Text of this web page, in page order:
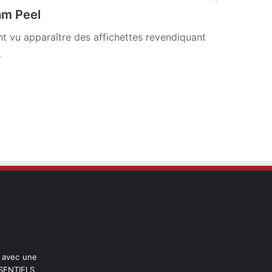
Peel
vu apparaître des affichettes revendiquant
une